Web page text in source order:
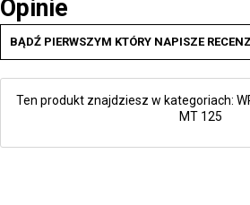
Opinie
BĄDŹ PIERWSZYM KTÓRY NAPISZE
Ten produkt znajdziesz w kategoriach:
MT 125